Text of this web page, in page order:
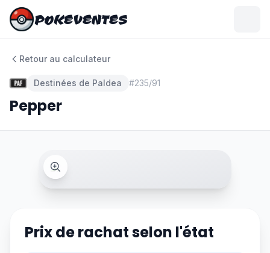
POKEVENTES
POKEVENTES
Retour au calculateur
Destinées de Paldea #235/91
Pepper
Prix de rachat selon l'état